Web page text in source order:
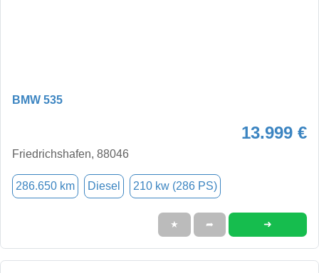
BMW 535
13.999 €
Friedrichshafen, 88046
286.650 km Diesel 210 kw (286 PS)
★ ➦ ➜